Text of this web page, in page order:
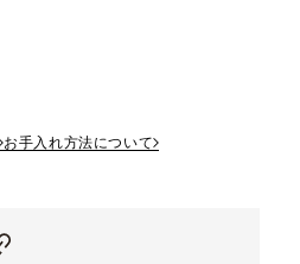
お手入れ方法について